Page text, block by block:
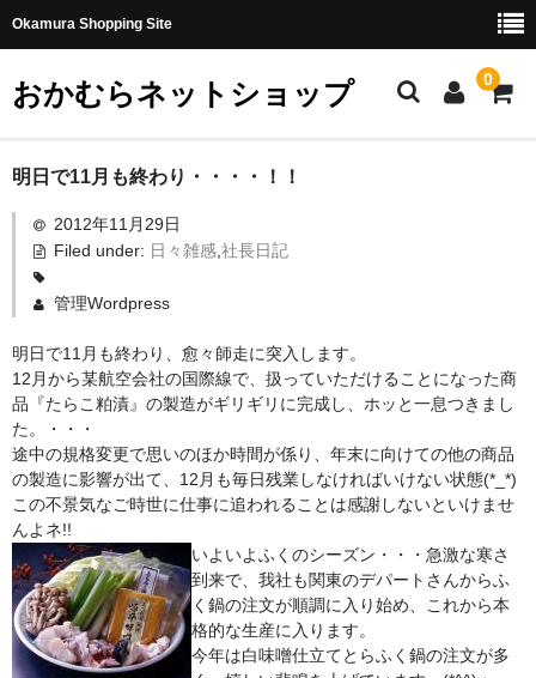
Okamura Shopping Site
おかむらネットショップ 0
商品
社長日記
味噌
天然とらふぐ
国産とらふぐ
料理セット
刺身セット
鍋セット
身欠き
明日で11月も終わり・・・・！！
2012年11月29日
Filed under: 日々雑感, 社長日記
管理Wordpress
明日で11月も終わり、愈々師走に突入します。
12月から某航空会社の国際線で、扱っていただけることになった商
品『たらこ粕漬』の製造がギリギリに完成し、ホッと一息つきまし
た。・・・
途中の規格変更で思いのほか時間が係り、年末に向けての他の商品
の製造に影響が出て、12月も毎日残業しなければいけない状態(*_*)
この不景気なご時世に仕事に追われることは感謝しないといけませ
んよネ!!
いよいよふくのシーズン・・・急激な寒さ
到来で、我社も関東のデパートさんからふ
く鍋の注文が順調に入り始め、これから本
格的な生産に入ります。
今年は白味噌仕立てとらふく鍋の注文が多